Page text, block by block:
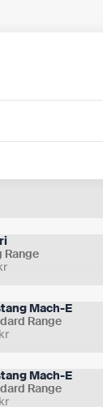
Range
Mach-E
Range
kr
Mach-E
Range
kr